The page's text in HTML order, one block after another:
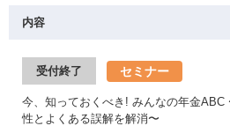
内容
受付終了 セミナー
今、知っておくべき! みんなの年金ABC
性とよくある誤解を解消〜